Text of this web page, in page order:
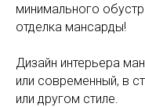
минимального
отделка мансарды!
Дизайн интерьера
или современный, в
или другом стиле.